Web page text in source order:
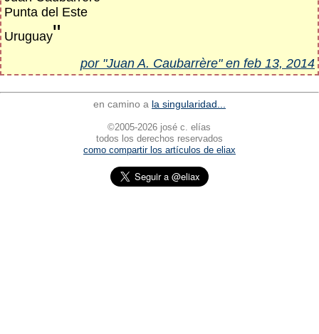
Punta del Este
Uruguay"
por "Juan A. Caubarrère" en feb 13, 2014
en camino a la singularidad...
©2005-2026 josé c. elías
todos los derechos reservados
como compartir los artículos de eliax